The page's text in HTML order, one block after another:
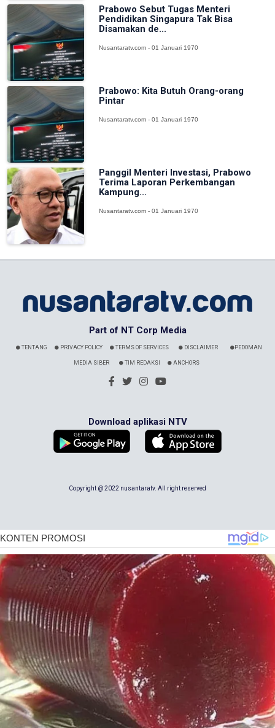
Prabowo Sebut Tugas Menteri
Pendidikan Singapura Tak Bisa
Disamakan de...
Nusantaratv.com - 01 Januari 1970
Prabowo: Kita Butuh Orang-orang
Pintar
Nusantaratv.com - 01 Januari 1970
Panggil Menteri Investasi, Prabowo
Terima Laporan Perkembangan
Kampung...
Nusantaratv.com - 01 Januari 1970
Part of NT Corp Media
TENTANG PRIVACY POLICY TERMS OF SERVICES DISCLAIMER PEDOMAN
MEDIA SIBER TIM REDAKSI ANCHORS
Download aplikasi NTV
Copyright @ 2022 nusantaratv. All right reserved